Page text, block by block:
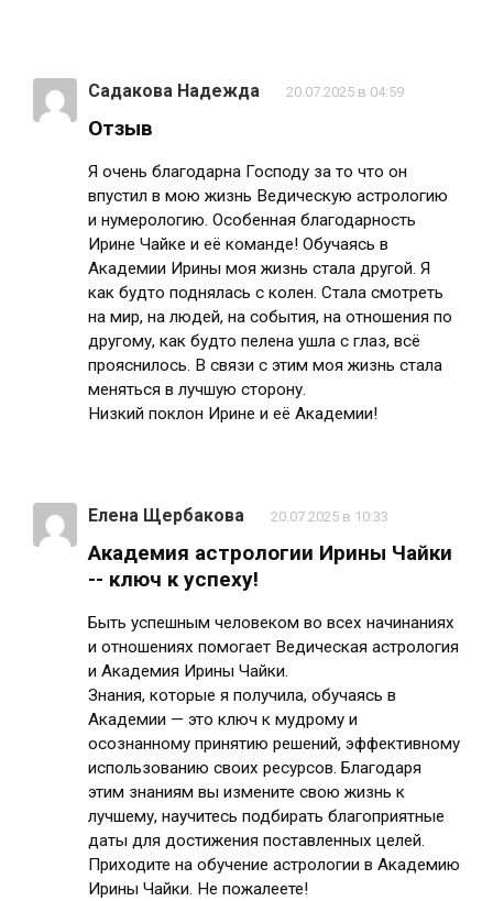
Садакова Надежда 20.07.2025 в 04:59
Отзыв
Я очень благодарна Господу за то что он
впустил в мою жизнь Ведическую астрологию
и нумерологию. Особенная благодарность
Ирине Чайке и её команде! Обучаясь в
Академии Ирины моя жизнь стала другой. Я
как будто поднялась с колен. Стала смотреть
на мир, на людей, на события, на отношения по
другому, как будто пелена ушла с глаз, всё
прояснилось. В связи с этим моя жизнь стала
меняться в лучшую сторону.
Низкий поклон Ирине и её Академии!
Елена Щербакова 20.07.2025 в 10:33
Академия астрологии Ирины Чайки
-- ключ к успеху!
Быть успешным человеком во всех начинаниях
и отношениях помогает Ведическая астрология
и Академия Ирины Чайки.
Знания, которые я получила, обучаясь в
Академии — это ключ к мудрому и
осознанному принятию решений, эффективному
использованию своих ресурсов. Благодаря
этим знаниям вы измените свою жизнь к
лучшему, научитесь подбирать благоприятные
даты для достижения поставленных целей.
Приходите на обучение астрологии в Академию
Ирины Чайки. Не пожалеете!